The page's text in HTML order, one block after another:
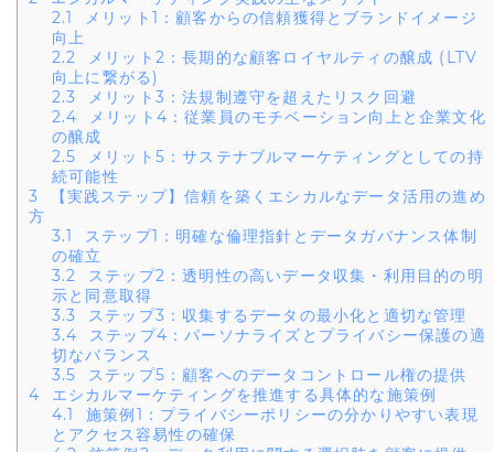
2.1
メリット1：顧客からの信頼獲得とブランドイメージ
向上
2.2 メリット2：長期的な顧客ロイヤルティの醸成 (LTV
向上に繋がる)
2.3
メリット3：法規制遵守を超えたリスク回避
2.4 メリット4：従業員のモチベーション向上と企業文化
の醸成
2.5 メリット5：サステナブルマーケティングとしての持
続可能性
3
【実践ステップ】信頼を築くエシカルなデータ活用の進め
方
3.1
ステップ1：明確な倫理指針とデータガバナンス体制
の確立
3.2 ステップ2：透明性の高いデータ収集・利用目的の明
示と同意取得
3.3
ステップ3：収集するデータの最小化と適切な管理
3.4 ステップ4：パーソナライズとプライバシー保護の適
切なバランス
3.5 ステップ5：顧客へのデータコントロール権の提供
4 エシカルマーケティングを推進する具体的な施策例
4.1
施策例1：プライバシーポリシーの分かりやすい表現
とアクセス容易性の確保